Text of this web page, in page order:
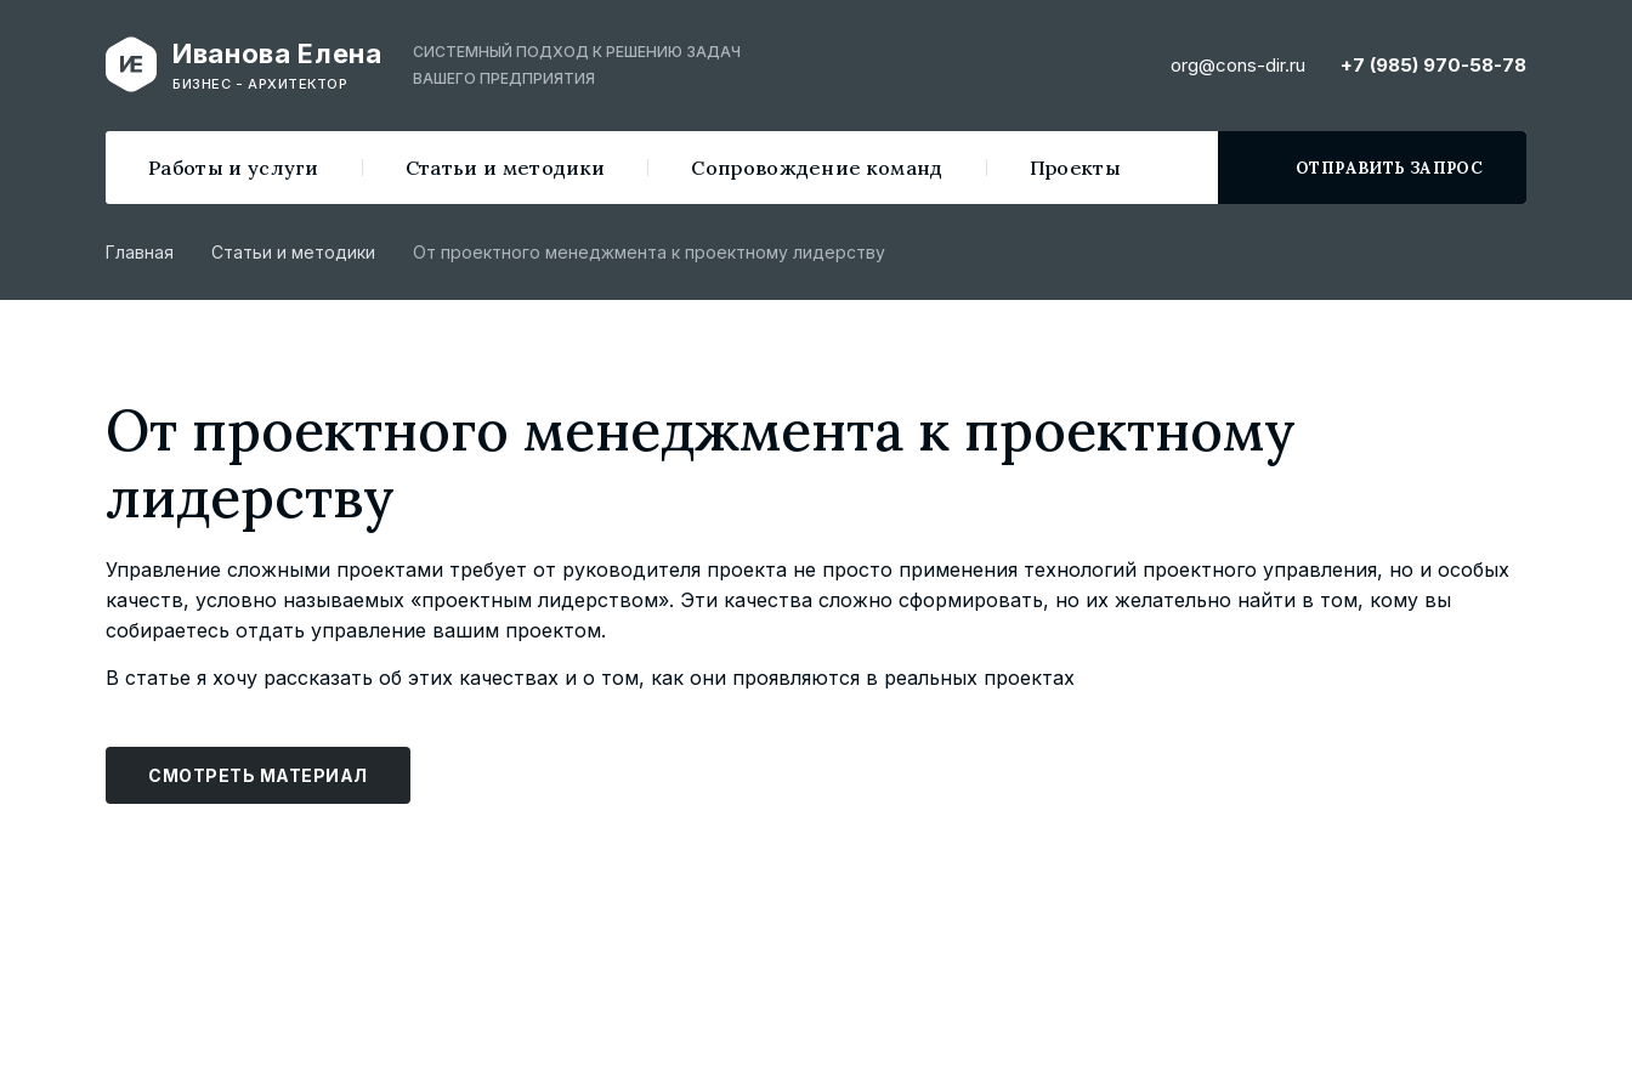
Иванова Елена
БИЗНЕС - АРХИТЕКТОР
СИСТЕМНЫЙ ПОДХОД К РЕШЕНИЮ ЗАДАЧ
ВАШЕГО ПРЕДПРИЯТИЯ
org@cons-dir.ru +7 (985) 970-58-78
Работы и услуги Статьи и методики Сопровождение команд Проекты ОТПРАВИТЬ ЗАПРОС
Главная Статьи и методики От проектного менеджмента к проектному лидерству
От проектного менеджмента к проектному
лидерству
Управление сложными проектами требует от руководителя проекта не просто применения технологий проектного управления, но и особых
качеств, условно называемых «проектным лидерством». Эти качества сложно сформировать, но их желательно найти в том, кому вы
собираетесь отдать управление вашим проектом.
В статье я хочу рассказать об этих качествах и о том, как они проявляются в реальных проектах
СМОТРЕТЬ МАТЕРИАЛ